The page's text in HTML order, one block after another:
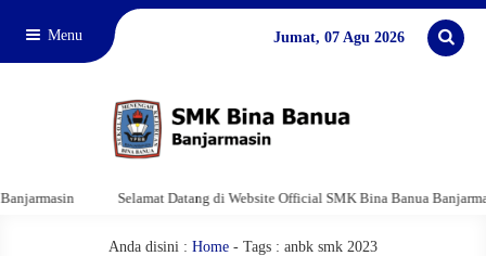
Menu Jumat, 07 Agu 2026
Selamat Datang di Website Official SMK Bina Banua Banjarmasin
Anda disini : Home - Tags : anbk smk 2023